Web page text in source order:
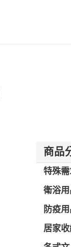
商品
特殊
衛浴
防疫
居家